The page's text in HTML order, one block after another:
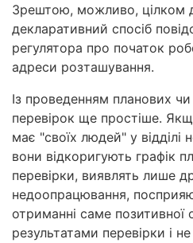
Зрештою, можливо, цілком
декларативний спосіб
регулятора про початок
адреси розташування.
Із проведенням планових
перевірок ще простіше.
має "своїх людей" у відділі
вони відкоригують графік
перевірки, виявлять лише
недоопрацювання,
отриманні саме позитивної
результатами перевірки і